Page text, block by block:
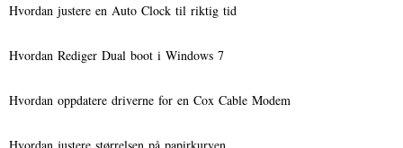
Hvordan justere en Auto Clock til riktig tid
Hvordan Rediger Dual boot i Windows 7
Hvordan oppdatere driverne for en Cox Cable Modem